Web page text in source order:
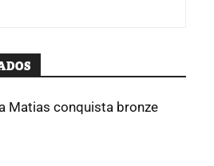
Matias conquista bronze